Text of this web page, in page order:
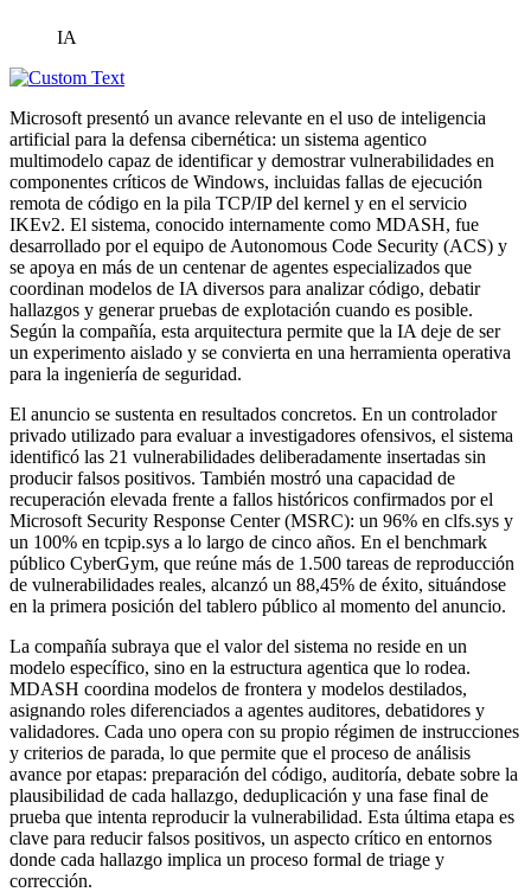
IA
Microsoft presentó un avance relevante en el uso de inteligencia
artificial para la defensa cibernética: un sistema agentico
multimodelo capaz de identificar y demostrar vulnerabilidades en
componentes críticos de Windows, incluidas fallas de ejecución
remota de código en la pila TCP/IP del kernel y en el servicio
IKEv2. El sistema, conocido internamente como MDASH, fue
desarrollado por el equipo de Autonomous Code Security (ACS) y
se apoya en más de un centenar de agentes especializados que
coordinan modelos de IA diversos para analizar código, debatir
hallazgos y generar pruebas de explotación cuando es posible.
Según la compañía, esta arquitectura permite que la IA deje de ser
un experimento aislado y se convierta en una herramienta operativa
para la ingeniería de seguridad.
El anuncio se sustenta en resultados concretos. En un controlador
privado utilizado para evaluar a investigadores ofensivos, el sistema
identificó las 21 vulnerabilidades deliberadamente insertadas sin
producir falsos positivos. También mostró una capacidad de
recuperación elevada frente a fallos históricos confirmados por el
Microsoft Security Response Center (MSRC): un 96% en clfs.sys y
un 100% en tcpip.sys a lo largo de cinco años. En el benchmark
público CyberGym, que reúne más de 1.500 tareas de reproducción
de vulnerabilidades reales, alcanzó un 88,45% de éxito, situándose
en la primera posición del tablero público al momento del anuncio.
La compañía subraya que el valor del sistema no reside en un
modelo específico, sino en la estructura agentica que lo rodea.
MDASH coordina modelos de frontera y modelos destilados,
asignando roles diferenciados a agentes auditores, debatidores y
validadores. Cada uno opera con su propio régimen de instrucciones
y criterios de parada, lo que permite que el proceso de análisis
avance por etapas: preparación del código, auditoría, debate sobre la
plausibilidad de cada hallazgo, deduplicación y una fase final de
prueba que intenta reproducir la vulnerabilidad. Esta última etapa es
clave para reducir falsos positivos, un aspecto crítico en entornos
donde cada hallazgo implica un proceso formal de triage y
corrección.